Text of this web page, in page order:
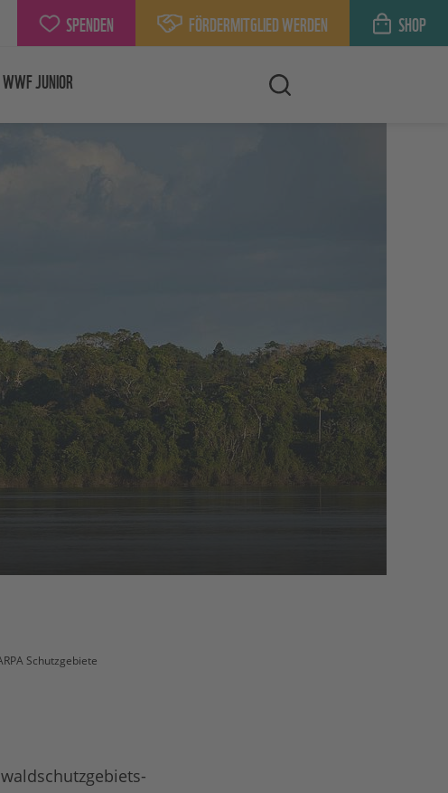
SPENDEN FÖRDERMITGLIED WERDEN SHOP
WWF JUNIOR
Schutzgebiete